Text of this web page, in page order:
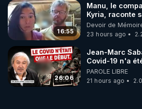
🌱 LES STAGES EN PRÉSENTIEL
http://rgnr.li/stages
_________
LES CODES PROMO DES
16:55
Manu, le
Kyria, raconte
vue musclée.
Devoir de
23 hours ago
26:06
Jean-Marc
Covid-19 n'a
début - L'ARNm
jusqu où
PAROLE LIBRE
21 hours ago